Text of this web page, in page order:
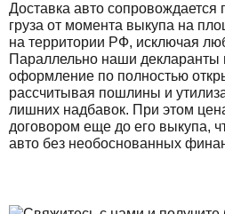
Доставка авто
груза от момента выкупа на
на территории РФ, исключая
Параллельно наши декларанты
оформление по полностью
рассчитывая пошлины и
лишних надбавок. При этом
договором еще до его выкупа,
авто без необоснованных